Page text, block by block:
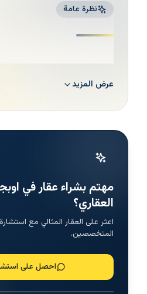
نظرة عامة
عرض المزيد
العقاري؟
اعثر على العقار المثالي مع
المتخصصين.
احصل على